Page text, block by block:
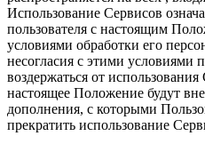
Использование Сервисов
пользователя с настоящим
условиями обработки его
несогласия с этими условиями
воздержаться от
настоящее Положение будут
дополнения, с которыми
прекратить использование